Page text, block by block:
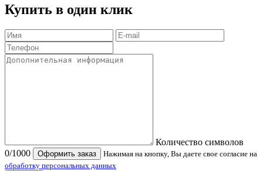
Купить в один клик
Количество символов
0/1000 Оформить заказ
Нажимая на кнопку, Вы даете свое согласие на
обработку персональных данных